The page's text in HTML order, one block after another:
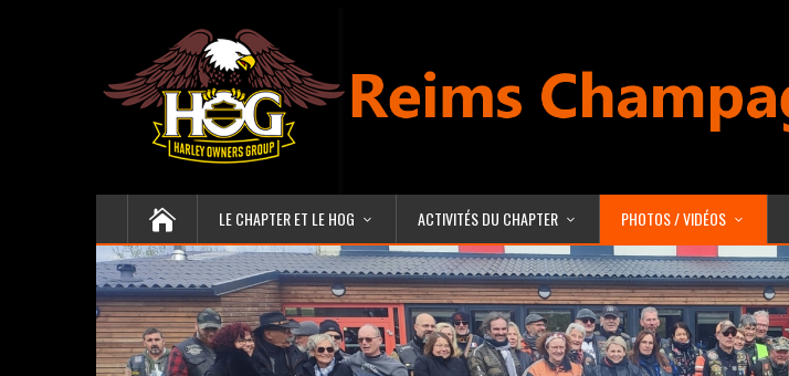
LE CHAPTER ET LE HOG ACTIVITÉS DU CHAPTER PHOTOS / VIDÉOS